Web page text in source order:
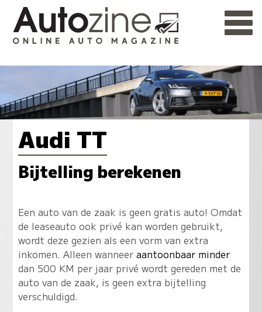
Audi TT
Bijtelling berekenen
Een auto van de zaak is geen gratis auto! Omdat
de leaseauto ook privé kan worden gebruikt,
wordt deze gezien als een vorm van extra
inkomen. Alleen wanneer aantoonbaar minder
dan 500 KM per jaar privé wordt gereden met de
auto van de zaak, is geen extra bijtelling
verschuldigd.